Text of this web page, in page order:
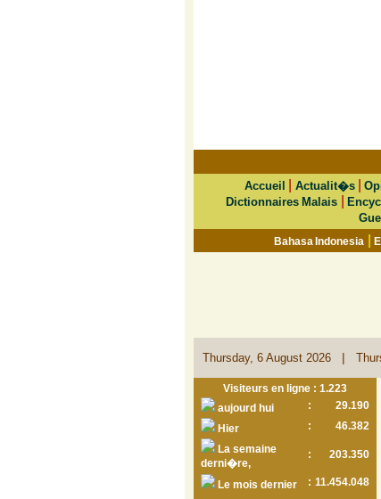
Accueil Actualit�s|
Dictionnaires Malais |
Bahasa Indonesia |
Thursday, 6 August 2026 |
Visiteurs en ligne : 1.223
aujourd hui
:
29.190
Hier
:
46.382
La semaine
derni�re,
: 203.350
Le mois dernier : 11.454.048